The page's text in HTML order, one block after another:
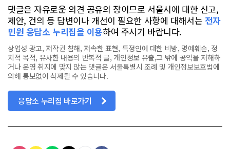
댓글은 자유로운 의견 공유의 장이므로 서울시에 대한 신고,
제안, 건의 등 답변이나 개선이 필요한 사항에 대해서는 전자
민원 응답소 누리집을 이용하여 주시기 바랍니다.
상업성 광고, 저작권 침해, 저속한 표현, 특정인에 대한 비방, 명예훼손, 정
치적 목적, 유사한 내용의 반복적 글, 개인정보 유출,그 밖에 공익을 저해하
거나 운영 취지에 맞지 않는 댓글은 서울특별시 조례 및 개인정보보호법에
의해 통보없이 삭제될 수 있습니다.
응답소 누리집 바로가기